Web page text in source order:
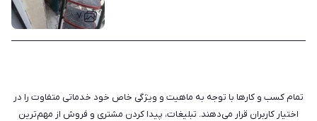
۷
تمام کسب‌ و کارها با توجه به ماهیت و ویژگی خاص خود خدماتی متفاوت را در
اختیار کاربران قرار می‌دهند. تبلیغات، پیدا کردن مشتری و فروش از مهم‌ترین